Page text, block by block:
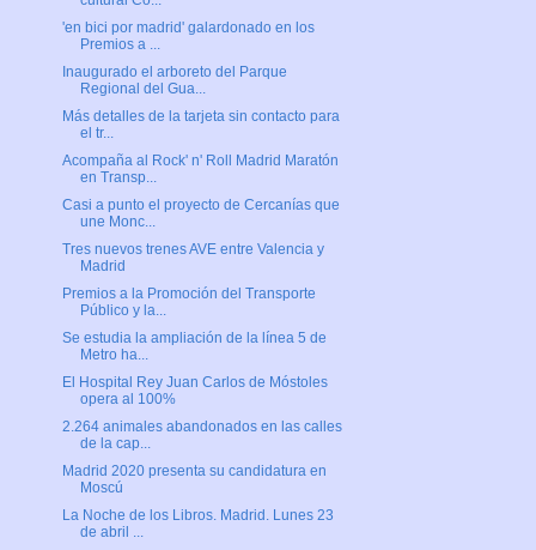
'en bici por madrid' galardonado en los
Premios a ...
Inaugurado el arboreto del Parque
Regional del Gua...
Más detalles de la tarjeta sin contacto para
el tr...
Acompaña al Rock' n' Roll Madrid Maratón
en Transp...
Casi a punto el proyecto de Cercanías que
une Monc...
Tres nuevos trenes AVE entre Valencia y
Madrid
Premios a la Promoción del Transporte
Público y la...
Se estudia la ampliación de la línea 5 de
Metro ha...
El Hospital Rey Juan Carlos de Móstoles
opera al 100%
2.264 animales abandonados en las calles
de la cap...
Madrid 2020 presenta su candidatura en
Moscú
La Noche de los Libros. Madrid. Lunes 23
de abril ...